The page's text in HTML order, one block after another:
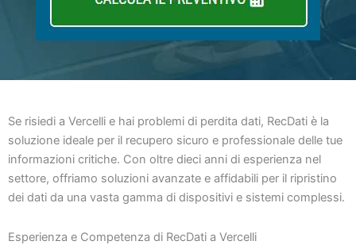
Se risiedi a Vercelli e hai problemi di perdita dati, RecDati è la
soluzione ideale per il recupero sicuro e professionale delle tue
informazioni critiche. Con oltre dieci anni di esperienza nel
settore, offriamo soluzioni avanzate e affidabili per il ripristino
dei dati da una vasta gamma di dispositivi e sistemi complessi.
Esperienza e Competenza di RecDati a Vercelli